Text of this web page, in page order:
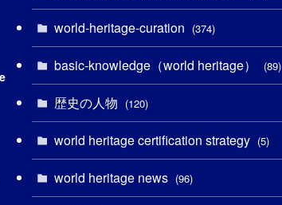
(10)
(32)
(11)
(1)
(43)
(109)
(4)
(20)
(32)
(13)
(2)
(2)
(6)
(1)
(1)
(4)
(27)
(10)
(5)
(14)
(4)
(9)
(3)
world-heritage-curation (374)
basic-knowledge（world heritage） (89)
歴史の人物 (120)
world heritage certification strategy (5)
world heritage news (96)